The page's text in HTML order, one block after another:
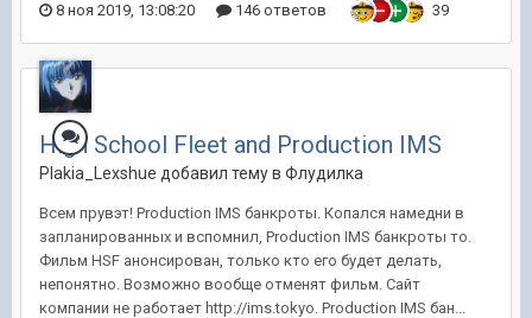
8 ноя 2019, 13:08:20 146 ответов 39
High School Fleet and Production IMS
Plakia_Lexshue добавил тему в Флудилка
Всем прувэт! Production IMS банкроты. Копался намедни в
запланированных и вспомнил, Production IMS банкроты то.
Фильм HSF анонсирован, только кто его будет делать,
непонятно. Возможно вообще отменят фильм. Сайт
компании не работает http://ims.tokyo. Production IMS бан...